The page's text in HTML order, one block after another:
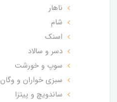
ناهار
شام
اسنک
دسر و سالاد
سوپ و خورشت
سبزی خواران و وگان
ساندویچ و پیتزا